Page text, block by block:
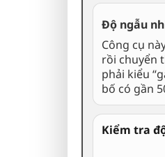
Độ ngẫu
Công cụ
rồi chuyển
phải kiểu
bố có gần
Kiểm tra